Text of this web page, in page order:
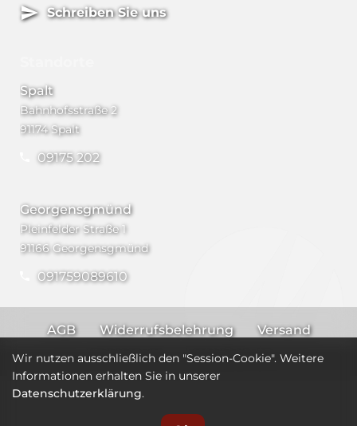
Schreiben Sie uns
Spalt
Bahnhofsstraße 2
91174 Spalt
09175 202
Georgensgmünd
Pleinfelder Straße 1
91166 Georgensgmünd
091759089610
AGB Widerrufsbelehrung
Versand
Impressum
Datenschutz
Wir nutzen ausschließlich den "Session-Cookie". Weitere
Informationen erhalten Sie in unserer
Datenschutzerklärung.